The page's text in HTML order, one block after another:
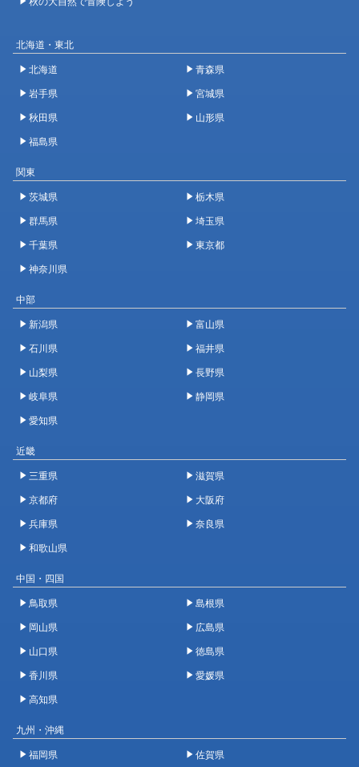
北海道・東北
北海道
青森県
岩手県
宮城県
秋田県
山形県
福島県
関東
茨城県
栃木県
群馬県
埼玉県
千葉県
東京都
神奈川県
中部
新潟県
富山県
石川県
福井県
山梨県
長野県
岐阜県
静岡県
愛知県
近畿
三重県
滋賀県
京都府
大阪府
兵庫県
奈良県
和歌山県
中国・四国
鳥取県
島根県
岡山県
広島県
山口県
徳島県
香川県
愛媛県
高知県
九州・沖縄
福岡県
佐賀県